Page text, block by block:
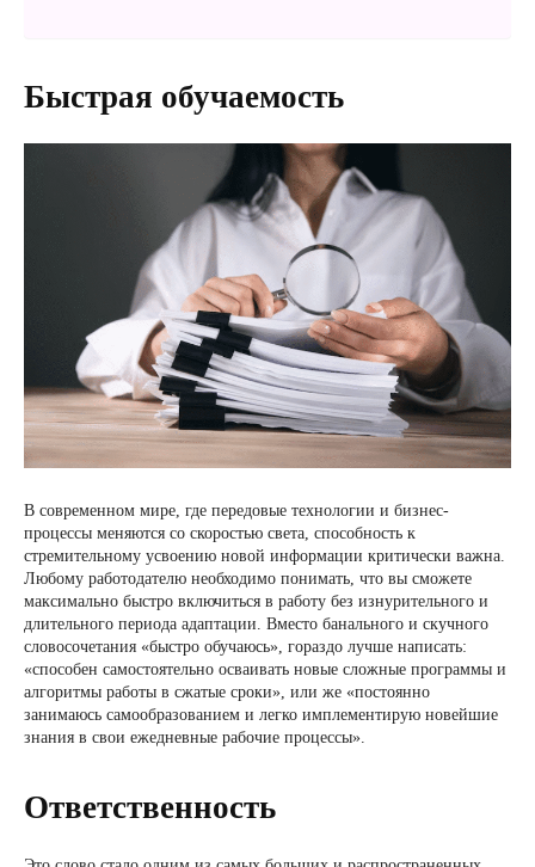
Быстрая обучаемость
В современном мире, где передовые технологии и бизнес-
процессы меняются со скоростью света, способность к
стремительному усвоению новой информации критически важна.
Любому работодателю необходимо понимать, что вы сможете
максимально быстро включиться в работу без изнурительного и
длительного периода адаптации. Вместо банального и скучного
словосочетания «быстро обучаюсь», гораздо лучше написать:
«способен самостоятельно осваивать новые сложные программы и
алгоритмы работы в сжатые сроки», или же «постоянно
занимаюсь самообразованием и легко имплементирую новейшие
знания в свои ежедневные рабочие процессы».
Ответственность